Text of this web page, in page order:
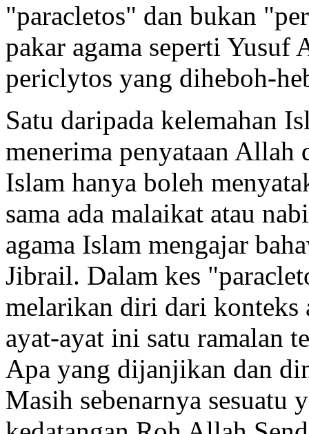
"paracletos" dan bukan
pakar agama seperti
periclytos yang diheboh-
Satu daripada kelemahan
menerima penyataan
Islam hanya boleh
sama ada malaikat atau
agama Islam mengajar
Jibrail. Dalam kes
melarikan diri dari konteks
ayat-ayat ini satu ramalan
Apa yang dijanjikan dan
Masih sebenarnya